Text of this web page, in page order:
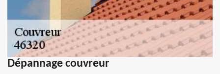
Dépannage couvreur